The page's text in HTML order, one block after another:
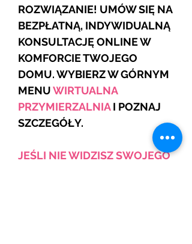
ROZWIĄZANIE! UMÓW SIĘ NA
BEZPŁATNĄ, INDYWIDUALNĄ
KONSULTACJĘ ONLINE W
KOMFORCIE TWOJEGO
DOMU. WYBIERZ W GÓRNYM
MENUWIRTUALNA
PRZYMIERZALNIAI POZNAJ
SZCZEGÓŁY.
JEŚLI NIE WIDZISZ SWOJEGO